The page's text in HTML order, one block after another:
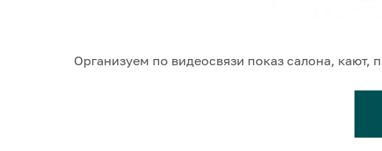
Организуем по видеосвязи показ салона, кают,